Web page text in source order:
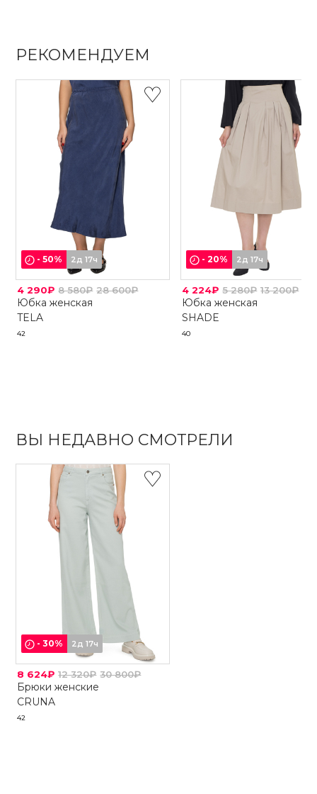
РЕКОМЕНДУЕМ
-50% 2д 17ч
4 290₽ 8 580₽ 28 600₽
Юбка женская
TELA
42
-20% 2д 17ч
4 224₽ 5 280₽ 13 200₽
Юбка женская
SHADE
40
ВЫ НЕДАВНО СМОТРЕЛИ
-30% 2д 17ч
8 624₽ 12 320₽ 30 800₽
Брюки женские
CRUNA
42